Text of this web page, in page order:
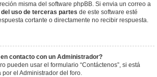
misma del software phpBB. Si envia un correo a
uso de terceras partes de este software esté
cortante o directamente no recibir respuesta.
contacto con un Administrador?
pueden usar el formulario “Contáctenos”, si está
el Administrador del foro.